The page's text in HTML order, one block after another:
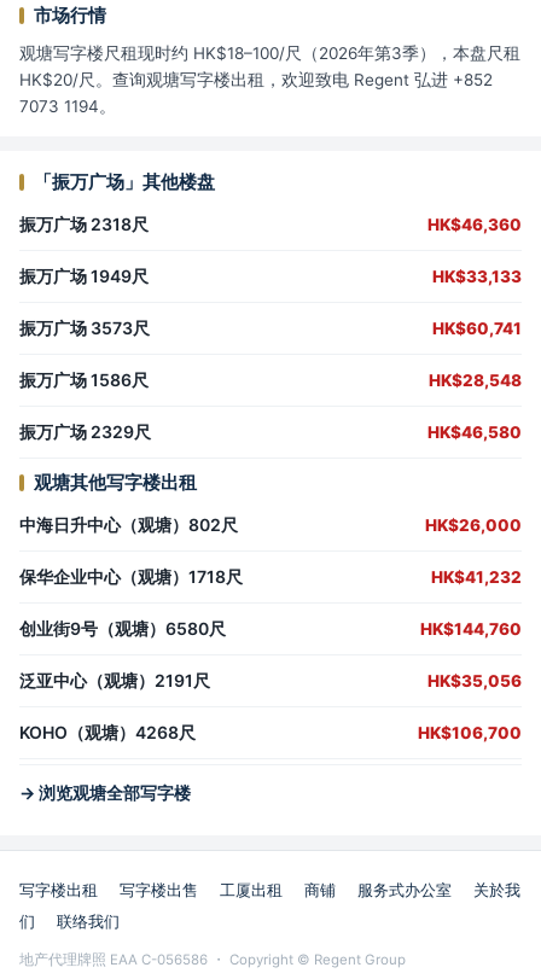
市场行情
观塘写字楼尺租现时约 HK$18–100/尺（2026年第3季），本盘尺租
HK$20/尺。查询观塘写字楼出租，欢迎致电 Regent 弘进 +852
7073 1194。
「振万广场」其他楼盘
振万广场 2318尺 HK$46,360
振万广场 1949尺 HK$33,133
振万广场 3573尺 HK$60,741
振万广场 1586尺 HK$28,548
振万广场 2329尺 HK$46,580
观塘其他写字楼出租
中海日升中心（观塘）802尺 HK$26,000
保华企业中心（观塘）1718尺 HK$41,232
创业街9号（观塘）6580尺 HK$144,760
泛亚中心（观塘）2191尺 HK$35,056
KOHO（观塘）4268尺 HK$106,700
→ 浏览观塘全部写字楼
写字楼出租 写字楼出售 工厦出租 商铺 服务式办公室
关於我
们
联络我们
地产代理牌照 EAA C-056586 ・ Copyright © Regent Group